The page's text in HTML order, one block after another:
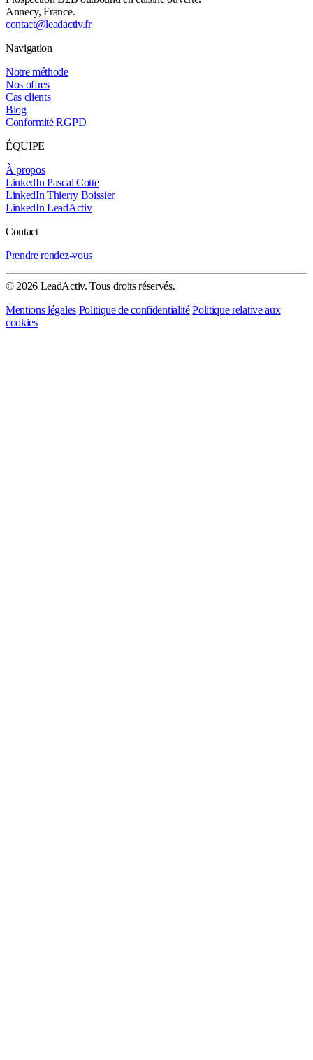
Annecy, France.
contact@leadactiv.fr
Navigation
Notre méthode
Nos offres
Cas clients
Blog
Conformité RGPD
ÉQUIPE
À propos
LinkedIn Pascal Cotte
LinkedIn Thierry Boissier
LinkedIn LeadActiv
Contact
Prendre rendez-vous
© 2026 LeadActiv. Tous droits réservés.
Mentions légales Politique de confidentialité Politique relative aux
cookies